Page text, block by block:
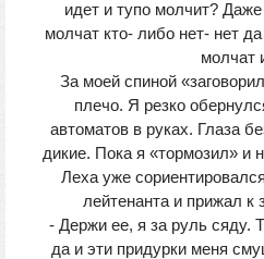
идет и тупо молчит?
молчат кто- либо нет- нет
молчат
За моей спиной
плечо. Я резко
автоматов в руках. Глаза
дикие. Пока я «тормозил» и
Леха уже
лейтенанта и прижал к
- Держи ее, я за руль сяду.
да и эти придурки меня